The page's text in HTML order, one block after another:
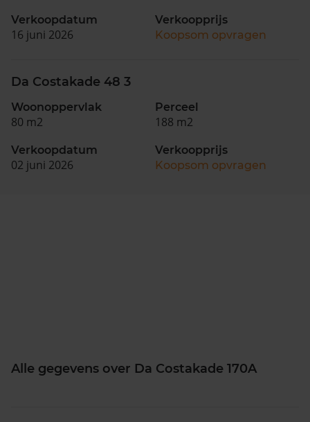
Verkoopdatum
16 juni 2026
Verkoopprijs
Koopsom opvragen
Da Costakade 48 3
Woonoppervlak
80 m2
Perceel
188 m2
Verkoopdatum
02 juni 2026
Verkoopprijs
Koopsom opvragen
Alle gegevens over Da Costakade 170A